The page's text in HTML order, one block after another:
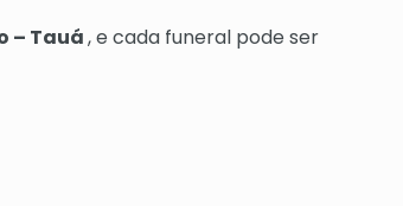
– Tauá, e cada funeral pode ser